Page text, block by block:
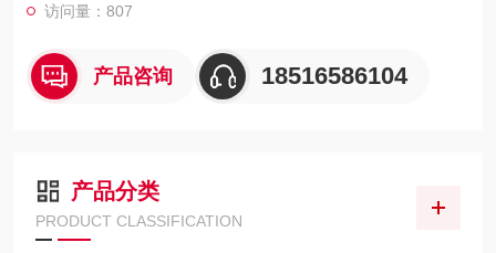
访问量：807
产品咨询 18516586104
产品分类
PRODUCT CLASSIFICATION